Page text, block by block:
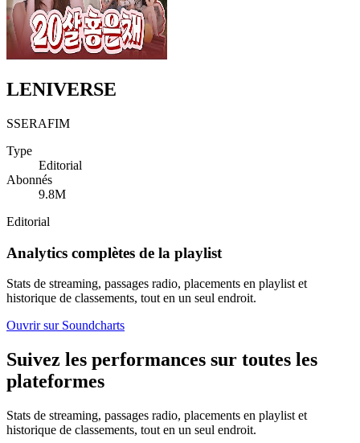
LENIVERSE
SSERAFIM
Type
Editorial
Abonnés
9.8M
Editorial
Analytics complètes de la playlist
Stats de streaming, passages radio, placements en playlist et
historique de classements, tout en un seul endroit.
Ouvrir sur Soundcharts
Suivez les performances sur toutes les
plateformes
Stats de streaming, passages radio, placements en playlist et
historique de classements, tout en un seul endroit.